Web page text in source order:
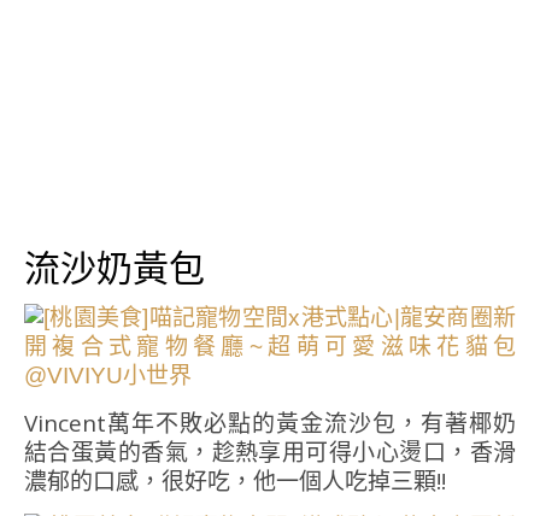
流沙奶黃包
Vincent萬年不敗必點的黃金流沙包，有著椰奶
結合蛋黃的香氣，趁熱享用可得小心燙口，香滑
濃郁的口感，很好吃，他一個人吃掉三顆!!